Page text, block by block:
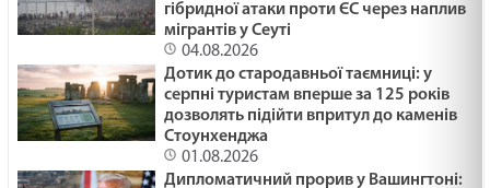
гібридної атаки проти ЄС через наплив
мігрантів у Сеуті
04.08.2026
Дотик до стародавньої таємниці: у
серпні туристам вперше за 125 років
дозволять підійти впритул до каменів
Стоунхенджа
01.08.2026
Дипломатичний прорив у Вашингтоні: